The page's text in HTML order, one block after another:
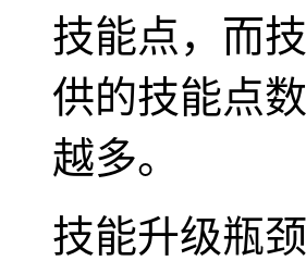
技能点，而
供的技能点
越多。
技能升级瓶颈